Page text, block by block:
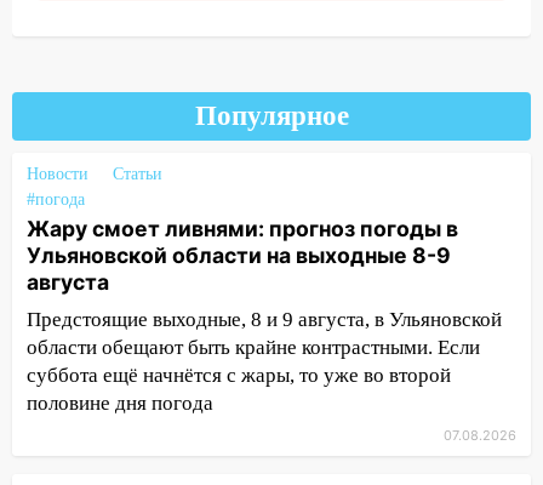
Прокуратура проверяет
капремонт школы в селе Кивать
15:08
В Кузоватово после прокурорской
проверки обновили разметку на
пешеходных переходах
14:40 На проспекте Гая в Ульяновске
запретили остановку автомобилей на
50-метровом участке
14:22 В Новом городе 8 августа пройдет
большой фестиваль «Наше время» с
Популярное
Новости
Статьи
#погода
Жару смоет ливнями: прогноз погоды в
Ульяновской области на выходные 8-9
августа
Предстоящие выходные, 8 и 9 августа, в Ульяновской
области обещают быть крайне контрастными. Если
суббота ещё начнётся с жары, то уже во второй
половине дня погода
07.08.2026